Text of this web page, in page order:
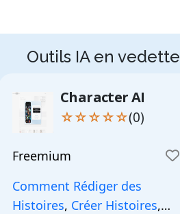
Outils IA en vedette
Character AI
☆☆☆☆☆(0)
Freemium
Comment Rédiger des
Histoires, Créer Histoires,